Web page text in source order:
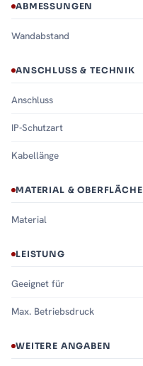
ABMESSUNGEN
Wandabstand
ANSCHLUSS & TECHNIK
Anschluss
IP-Schutzart
Kabellänge
MATERIAL & OBERFLÄCHE
Material
LEISTUNG
Geeignet für
Max. Betriebsdruck
WEITERE ANGABEN